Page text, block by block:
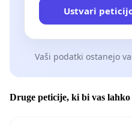
Ustvari
Vaši podatki ostanejo
Druge peticije, ki bi vas lahko